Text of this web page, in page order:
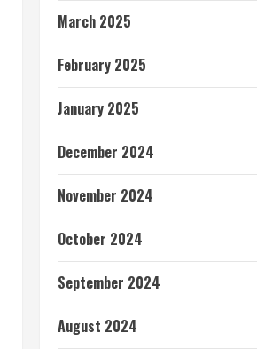
March 2025
February 2025
January 2025
December 2024
November 2024
October 2024
September 2024
August 2024